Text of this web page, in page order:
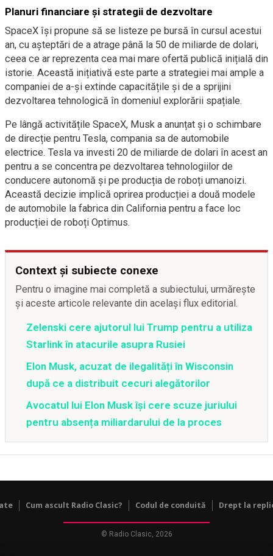
Planuri financiare și strategii de dezvoltare
SpaceX își propune să se listeze pe bursă în cursul acestui
an, cu așteptări de a atrage până la 50 de miliarde de dolari,
ceea ce ar reprezenta cea mai mare ofertă publică inițială din
istorie. Această inițiativă este parte a strategiei mai ample a
companiei de a-și extinde capacitățile și de a sprijini
dezvoltarea tehnologică în domeniul explorării spațiale.
Pe lângă activitățile SpaceX, Musk a anunțat și o schimbare
de direcție pentru Tesla, compania sa de automobile
electrice. Tesla va investi 20 de miliarde de dolari în acest an
pentru a se concentra pe dezvoltarea tehnologiilor de
conducere autonomă și pe producția de roboți umanoizi.
Această decizie implică oprirea producției a două modele
de automobile la fabrica din California pentru a face loc
producției de roboți Optimus.
Context și subiecte conexe
Pentru o imagine mai completă a subiectului, urmărește
și aceste articole relevante din același flux editorial.
Zelenski cere ajutorul lui Trump pentru a utiliza
Starlink în atacurile asupra Rusiei
Elon Musk, acuzat de ilegalități în Wisconsin
după ce a distribuit cecuri alegătorilor
Avocatul lui Elon Musk își cere scuze juriului
pentru absența miliardarului de la proces
Cum ascult Radio Clasic? Codul de conduită Drept la
© Radio Clasic, 2026